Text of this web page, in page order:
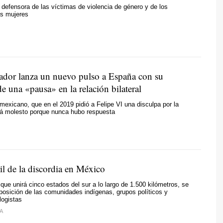
de las víctimas de violencia de género y de los
mujeres
lanza un nuevo pulso a España con su
una «pausa» en la relación bilateral
que en el 2019 pidió a Felipe VI una disculpa por la
molesto porque nunca hubo respuesta
de la discordia en México
unirá cinco estados del sur a lo largo de 1.500 kilómetros, se
de las comunidades indígenas, grupos políticos y